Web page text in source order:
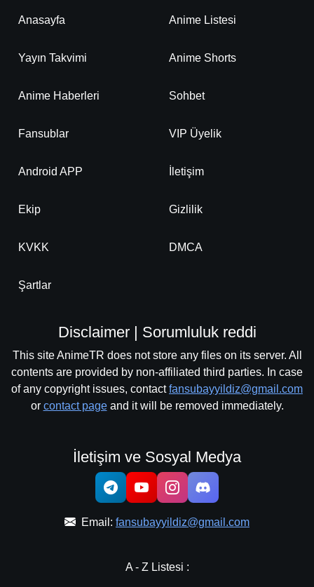
Anasayfa Anime Listesi
Yayın Takvimi Anime Shorts
Anime Haberleri Sohbet
Fansublar VIP Üyelik
Android APP İletişim
Ekip Gizlilik
KVKK DMCA
Şartlar
Disclaimer | Sorumluluk reddi
This site AnimeTR does not store any files on its server. All
contents are provided by non-affiliated third parties. In case
of any copyright issues, contactfansubayyildiz@gmail.com
or contact pageand it will be removed immediately.
İletişim ve Sosyal Medya
Email: fansubayyildiz@gmail.com
A - Z Listesi :